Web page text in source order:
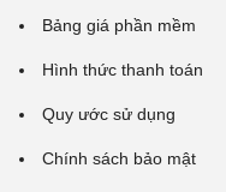
Bảng giá phần mềm
Hình thức thanh toán
Quy ước sử dụng
Chính sách bảo mật